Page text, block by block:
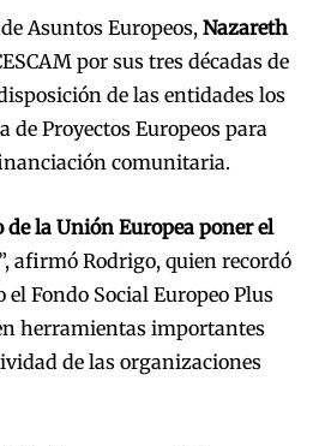
Asuntos Europeos, Nazareth
por sus tres décadas de
de las entidades los
de Proyectos Europeos para
comunitaria.
la Unión Europea poner el
”, afirmó Rodrigo, quien recordó
Fondo Social Europeo Plus
herramientas importantes
de las organizaciones